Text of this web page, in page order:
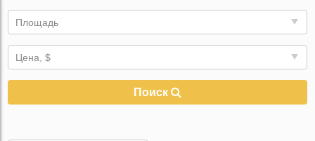
Площадь
Цена, $
Поиск